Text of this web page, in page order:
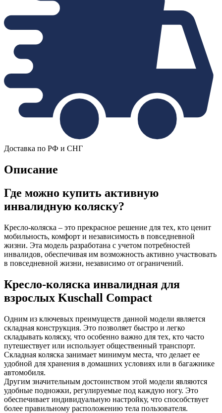
Доставка по РФ и СНГ
Описание
Где можно купить активную
инвалидную коляску?
Кресло-коляска – это прекрасное решение для тех, кто ценит
мобильность, комфорт и независимость в повседневной
жизни. Эта модель разработана с учетом потребностей
инвалидов, обеспечивая им возможность активно участвовать
в повседневной жизни, независимо от ограничений.
Кресло-коляска инвалидная для
взрослых Kuschall Compact
Одним из ключевых преимуществ данной модели является
складная конструкция. Это позволяет быстро и легко
складывать коляску, что особенно важно для тех, кто часто
путешествует или использует общественный транспорт.
Складная коляска занимает минимум места, что делает ее
удобной для хранения в домашних условиях или в багажнике
автомобиля.
Другим значительным достоинством этой модели являются
удобные подножки, регулируемые под каждую ногу. Это
обеспечивает индивидуальную настройку, что способствует
более правильному расположению тела пользователя.